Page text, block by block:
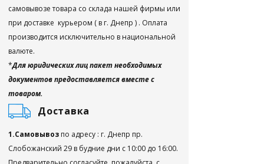
самовывозе товара со склада нашей фирмы или
при доставке курьером ( в г. Днепр ) . Оплата
производится исключительно в национальной
валюте.
*Для юридических лиц пакет необходимых
документов предоставляется вместе с
товаром.
Доставка
1.Самовывоз по адресу : г. Днепр пр.
Слобожанский 29 в будние дни с 10:00 до 16:00.